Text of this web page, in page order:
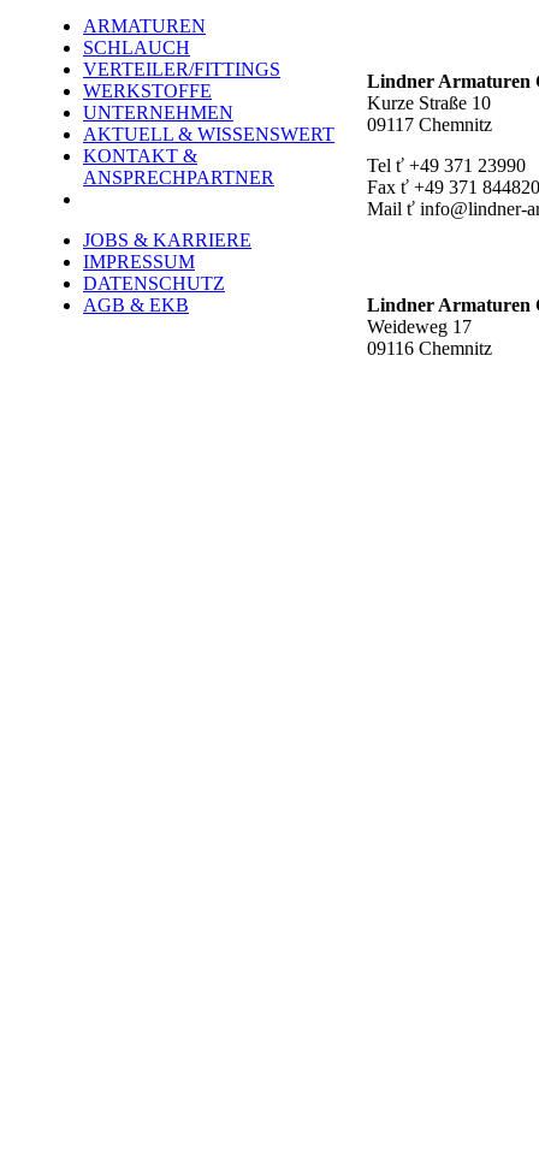
ARMATUREN
SCHLAUCH
VERTEILER/FITTINGS
WERKSTOFFE
UNTERNEHMEN
AKTUELL & WISSENSWERT
KONTAKT &
ANSPRECHPARTNER
JOBS & KARRIERE
IMPRESSUM
DATENSCHUTZ
AGB & EKB
Lindner Armaturen
Kurze Straße 10
09117 Chemnitz
Tel ť +49 371 23990
Fax ť +49 371
Mail ť info@lindner-
Lindner Armaturen
Weideweg 17
09116 Chemnitz